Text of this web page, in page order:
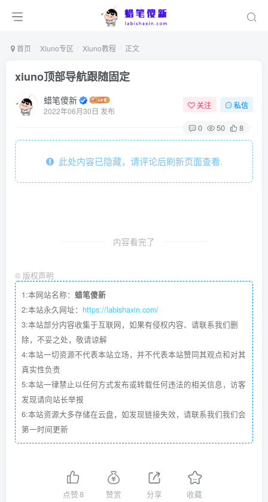
首页 Xiuno专区 Xiuno教程 正文
xiuno顶部导航跟随固定
蜡笔傻新
2022年06月30日 发布
关注 私信
0 50 8
此处内容已隐藏，请评论后刷新页面查看.
内容看完了
© 版权声明
1:本网站名称： 蜡笔傻新
2:本站永久网址： https://labishaxin.com/
3:本站部分内容收集于互联网，如果有侵权内容、请联系我们删
除，不妥之处，敬请谅解
4:本站一切资源不代表本站立场，并不代表本站赞同其观点和对其
真实性负责
5:本站一律禁止以任何方式发布或转载任何违法的相关信息，访客
发现请向站长举报
6:本站资源大多存储在云盘，如发现链接失效，请联系我们我们会
第一时间更新
点赞8 赞赏 分享 收藏